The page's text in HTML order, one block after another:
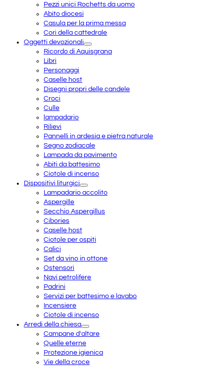
Pezzi unici Rochetts da uomo
Abito diocesi
Casula per la prima messa
Cori della cattedrale
Oggetti devozionali
Ricordo di Aquisgrana
Libri
Personaggi
Caselle host
Disegni propri delle candele
Croci
Culle
lampadario
Rilievi
Pannelli in ardesia e pietra naturale
Segno zodiacale
Lampada da pavimento
Abiti da battesimo
Ciotole di incenso
Dispositivi liturgici
Lampadario accolito
Aspergille
Secchio Aspergillus
Cibories
Caselle host
Ciotole per ospiti
Calici
Set da vino in ottone
Ostensori
Navi petrolifere
Padrini
Servizi per battesimo e lavabo
Incensiere
Ciotole di incenso
Arredi della chiesa
Campane d'altare
Quelle eterne
Protezione igienica
Vie della croce